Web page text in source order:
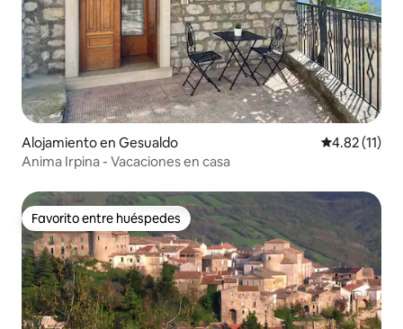
Alojamiento en Gesualdo Calificación
4.82 (11)
Anima Irpina - Vacaciones en casa
Favorito entre huéspedes
Favorito entre huéspedes